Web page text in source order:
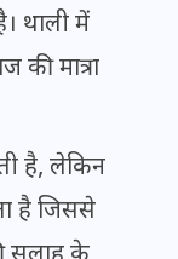
थाली में
मात्रा
है, लेकिन
है जिससे